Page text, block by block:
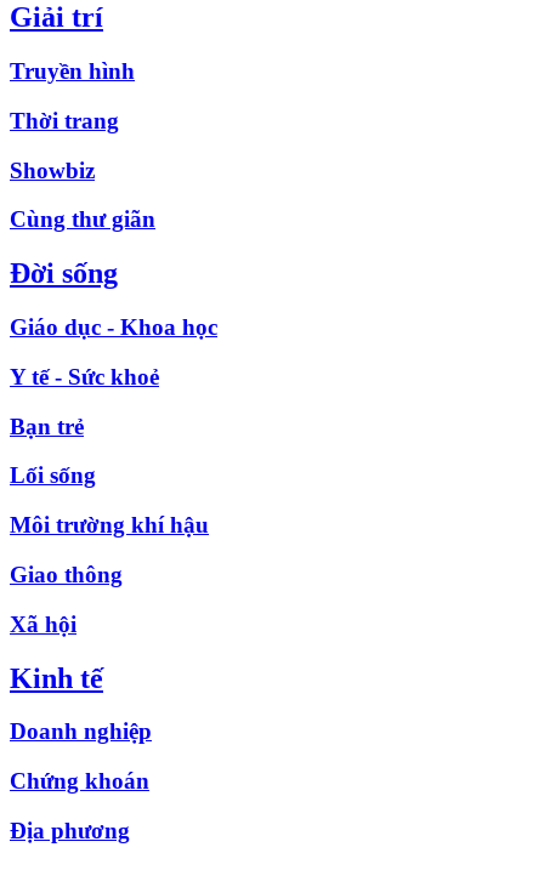
Giải trí
Truyền hình
Thời trang
Showbiz
Cùng thư giãn
Đời sống
Giáo dục - Khoa học
Y tế - Sức khoẻ
Bạn trẻ
Lối sống
Môi trường khí hậu
Giao thông
Xã hội
Kinh tế
Doanh nghiệp
Chứng khoán
Địa phương